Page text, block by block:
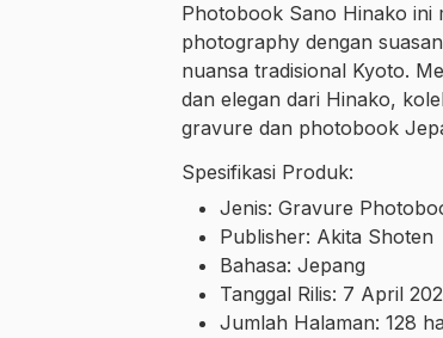
Photobook Sano Hinako ini
photography dengan
nuansa tradisional Kyoto.
dan elegan dari Hinako,
gravure dan photobook
Spesifikasi Produk:
Jenis: Gravure
Publisher: Akita Shoten
Bahasa: Jepang
Tanggal Rilis: 7 April
Jumlah Halaman: 128